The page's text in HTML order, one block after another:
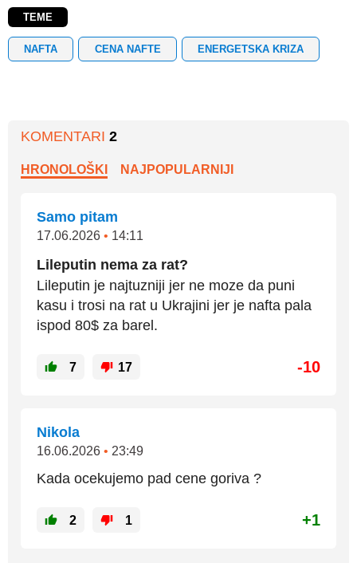
TEME
NAFTA CENA NAFTE ENERGETSKA KRIZA
KOMENTARI 2
HRONOLOŠKI NAJPOPULARNIJI
Samo pitam
17.06.2026 • 14:11
Lileputin nema za rat?
Lileputin je najtuzniji jer ne moze da puni
kasu i trosi na rat u Ukrajini jer je nafta pala
ispod 80$ za barel.
7 17 -10
Nikola
16.06.2026 • 23:49
Kada ocekujemo pad cene goriva ?
2 1 +1